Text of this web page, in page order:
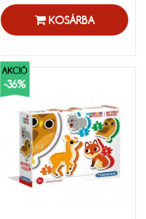
KOSÁRBA
AKCIÓ
-36%